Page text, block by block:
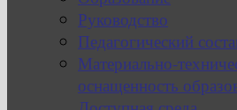
Руководство
Педагогический
Материально-
оснащенность